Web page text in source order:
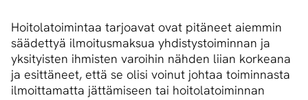
Hoitolatoimintaa tarjoavat ovat pitäneet aiemmin
säädettyä ilmoitusmaksua yhdistystoiminnan ja
yksityisten ihmisten varoihin nähden liian korkeana
ja esittäneet, että se olisi voinut johtaa toiminnasta
ilmoittamatta jättämiseen tai hoitolatoiminnan